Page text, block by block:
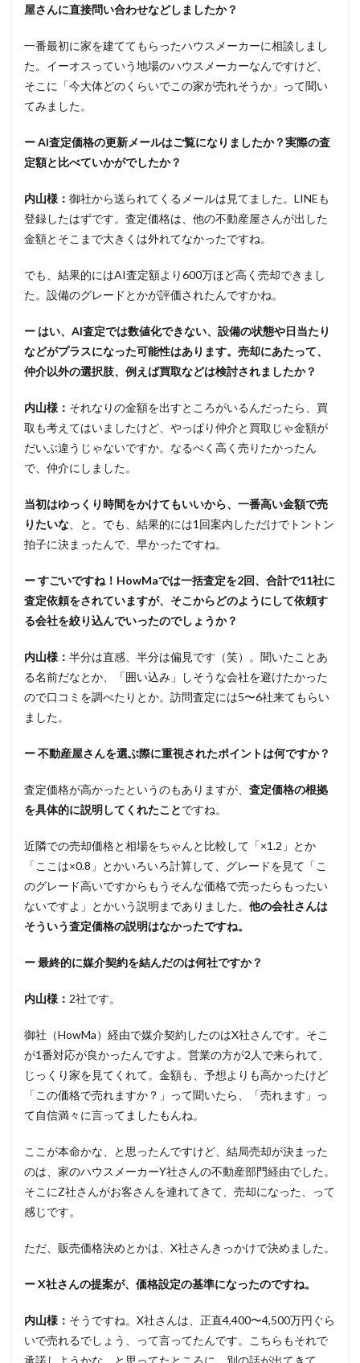
屋さんに直接問い合わせなどしましたか？
一番最初に家を建ててもらったハウスメーカーに相談しまし
た。イーオスっていう地場のハウスメーカーなんですけど、
そこに「今大体どのくらいでこの家が売れそうか」って聞い
てみました。
ー AI査定価格の更新メールはご覧になりましたか？実際の査
定額と比べていかがでしたか？
内山様： 御社から送られてくるメールは見てました。LINEも
登録したはずです。査定価格は、他の不動産屋さんが出した
金額とそこまで大きくは外れてなかったですね。
でも、結果的にはAI査定額より600万ほど高く売却できまし
た。設備のグレードとかが評価されたんですかね。
ー はい、AI査定では数値化できない、設備の状態や日当たり
などがプラスになった可能性はあります。売却にあたって、
仲介以外の選択肢、例えば買取などは検討されましたか？
内山様： それなりの金額を出すところがいるんだったら、買
取も考えてはいましたけど、やっぱり仲介と買取じゃ金額が
だいぶ違うじゃないですか。なるべく高く売りたかったん
で、仲介にしました。
当初はゆっくり時間をかけてもいいから、一番高い金額で売
りたいな 、と。でも、結果的には1回案内しただけでトントン
拍子に決まったんで、早かったですね。
ー すごいですね！HowMaでは一括査定を2回、合計で11社に
査定依頼をされていますが、そこからどのようにして依頼す
る会社を絞り込んでいったのでしょうか？
内山様： 半分は直感、半分は偏見です（笑）。聞いたことあ
る名前だなとか、「囲い込み」しそうな会社を避けたかった
ので口コミを調べたりとか。訪問査定には5〜6社来てもらい
ました。
ー 不動産屋さんを選ぶ際に重視されたポイントは何ですか？
査定価格が高かったというのもありますが、 査定価格の根拠
を具体的に説明してくれたことですね。
近隣での売却価格と相場をちゃんと比較して「×1.2」とか
「ここは×0.8」とかいろいろ計算して、グレードを見て「こ
のグレード高いですからもうそんな価格で売ったらもったい
ないですよ」とかいう説明までありました。 他の会社さんは
そういう査定価格の説明はなかったですね。
ー 最終的に媒介契約を結んだのは何社ですか？
内山様： 2社です。
御社（HowMa）経由で媒介契約したのはX社さんです。そこ
が1番対応が良かったんですよ。営業の方が2人で来られて、
じっくり家を見てくれて。金額も、予想よりも高かったけど
「この価格で売れますか？」って聞いたら、「売れます」っ
て自信満々に言ってましたもんね。
ここが本命かな、と思ったんですけど、結局売却が決まった
のは、家のハウスメーカーY社さんの不動産部門経由でした。
そこにZ社さんがお客さんを連れてきて、売却になった、って
感じです。
ただ、販売価格決めとかは、X社さんきっかけで決めました。
ー X社さんの提案が、価格設定の基準になったのですね。
内山様： そうですね。X社さんは、正直4,400〜4,500万円ぐら
いで売れるでしょう、って言ってたんです。こちらもそれで